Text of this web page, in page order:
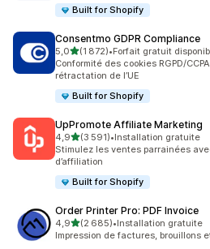
Built for Shopify
Consentmo GDPR Compliance
5,0étoile(s) sur 5
(1 872)
1872 avis au total
•Forfait gratuit
Conformité des cookies RGPD/
rétractation de l’UE
Built for Shopify
UpPromote Affiliate Marketing
4,9étoile(s) sur 5
(3 591)
3591 avis au total
•Installation gratuite
Stimulez les ventes parrainées
d’affiliation
Built for Shopify
Order Printer Pro: PDF Invoice
4,9étoile(s) sur 5
(2 685)
2685 avis au total
•Installation gratuite
Impression de factures, brouillons